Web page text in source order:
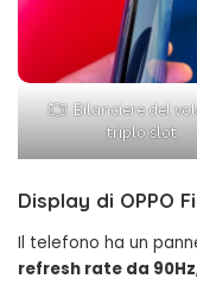
Bilanciere del
triplo slot
Display di OPPO
Il telefono ha un
refresh rate da 90Hz